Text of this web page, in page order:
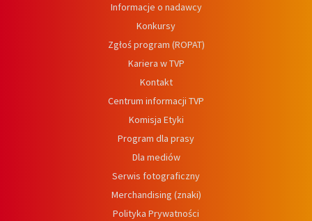
Informacje o nadawcy
Konkursy
Zgłoś program (ROPAT)
Kariera w TVP
Kontakt
Centrum informacji TVP
Komisja Etyki
Program dla prasy
Dla mediów
Serwis fotograficzny
Merchandising (znaki)
Polityka Prywatności